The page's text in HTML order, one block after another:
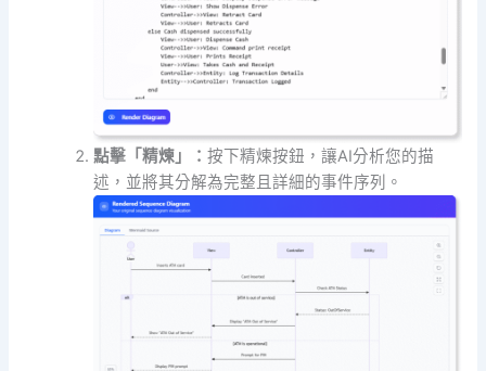
點擊「精煉」：按下精煉按鈕，讓AI分析您的描
述，並將其分解為完整且詳細的事件序列。